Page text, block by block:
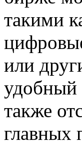
такими
или
удобный
также
главных